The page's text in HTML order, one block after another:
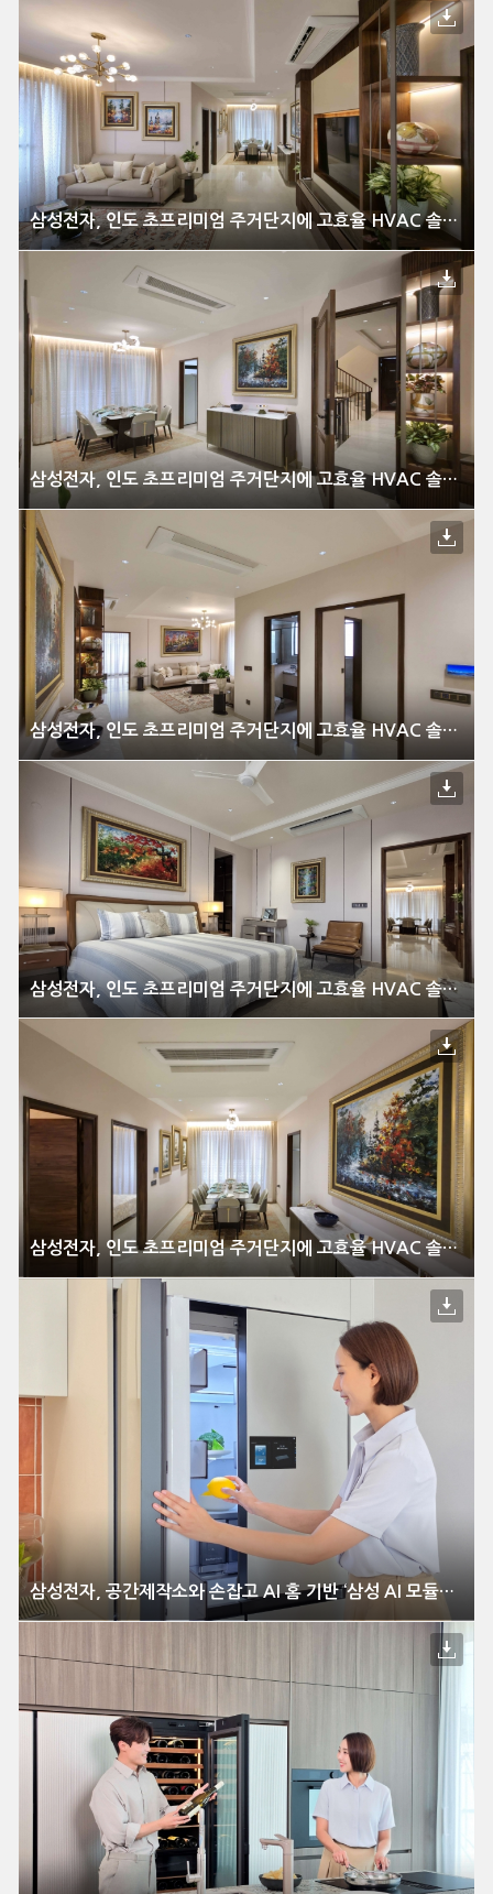
삼성전자, 인도 초프리미엄 주거단지에 고효율 HVAC 솔루션 공급
삼성전자, 인도 초프리미엄 주거단지에 고효율 HVAC 솔루션 공급
삼성전자, 인도 초프리미엄 주거단지에 고효율 HVAC 솔루션 공급
삼성전자, 인도 초프리미엄 주거단지에 고효율 HVAC 솔루션 공급
삼성전자, 인도 초프리미엄 주거단지에 고효율 HVAC 솔루션 공급
삼성전자, 공간제작소와 손잡고 AI 홈 기반 ‘삼성 AI 모듈러 홈’ 출시